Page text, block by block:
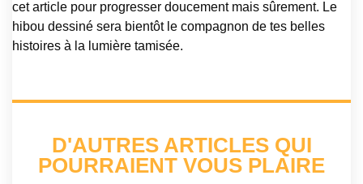
cet article pour progresser doucement mais sûrement. Le
hibou dessiné sera bientôt le compagnon de tes belles
histoires à la lumière tamisée.
D'AUTRES ARTICLES QUI
POURRAIENT VOUS PLAIRE